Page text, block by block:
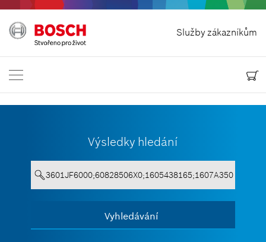
Služby zákazníkům
Odstoupit od smlouvy
Bosch Power Tools
Výsledky hledání
Vyhledávání
Zobrazit vše